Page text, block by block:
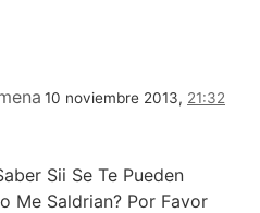
10 noviembre 2013, 21:32
Sii Se Te Pueden
Me Saldrian? Por Favor